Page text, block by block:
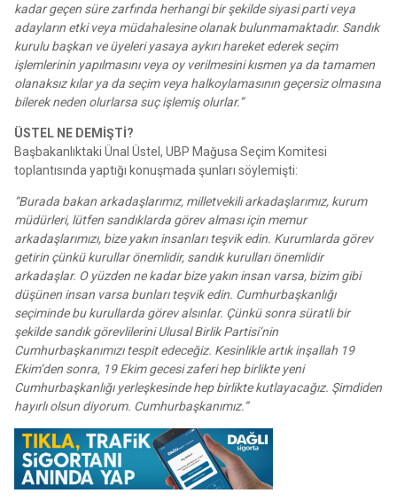
kadar geçen süre zarfında herhangi bir şekilde siyasi parti veya
adayların etki veya müdahalesine olanak bulunmamaktadır. Sandık
kurulu başkan ve üyeleri yasaya aykırı hareket ederek seçim
işlemlerinin yapılmasını veya oy verilmesini kısmen ya da tamamen
olanaksız kılar ya da seçim veya halkoylamasının geçersiz olmasına
bilerek neden olurlarsa suç işlemiş olurlar.”
ÜSTEL NE DEMİŞTİ?
Başbakanlıktaki Ünal Üstel, UBP Mağusa Seçim Komitesi
toplantısında yaptığı konuşmada şunları söylemişti:
“Burada bakan arkadaşlarımız, milletvekili arkadaşlarımız, kurum
müdürleri, lütfen sandıklarda görev alması için memur
arkadaşlarımızı, bize yakın insanları teşvik edin. Kurumlarda görev
getirin çünkü kurullar önemlidir, sandık kurulları önemlidir
arkadaşlar. O yüzden ne kadar bize yakın insan varsa, bizim gibi
düşünen insan varsa bunları teşvik edin. Cumhurbaşkanlığı
seçiminde bu kurullarda görev alsınlar. Çünkü sonra süratli bir
şekilde sandık görevlilerini Ulusal Birlik Partisi’nin
Cumhurbaşkanımızı tespit edeceğiz. Kesinlikle artık inşallah 19
Ekim’den sonra, 19 Ekim gecesi zaferi hep birlikte yeni
Cumhurbaşkanlığı yerleşkesinde hep birlikte kutlayacağız. Şimdiden
hayırlı olsun diyorum. Cumhurbaşkanımız.”